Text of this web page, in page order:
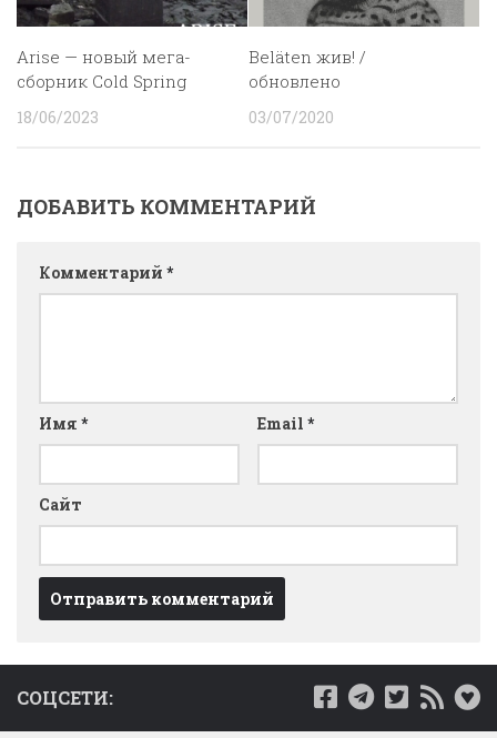
Arise — новый мега-
сборник Cold Spring
18/06/2023
Beläten жив! /
обновлено
03/07/2020
ДОБАВИТЬ КОММЕНТАРИЙ
Комментарий *
Имя * Email *
Сайт
СОЦСЕТИ: